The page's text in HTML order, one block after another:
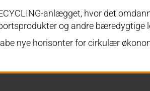
anlægget, hvor det
og andre bæredygtige
nye horisonter for cirkulær